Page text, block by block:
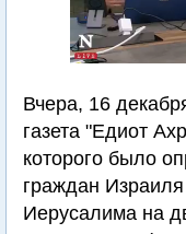
Вчера, 16
газета "Едиот
которого было
граждан
Иерусалима на